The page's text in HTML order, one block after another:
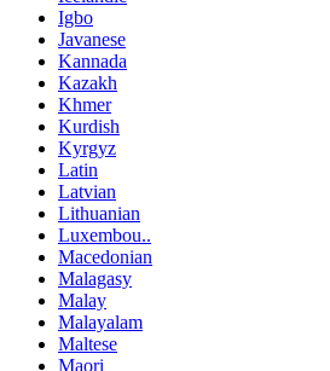
Igbo
Javanese
Kannada
Kazakh
Khmer
Kurdish
Kyrgyz
Latin
Latvian
Lithuanian
Luxembou..
Macedonian
Malagasy
Malay
Malayalam
Maltese
Maori